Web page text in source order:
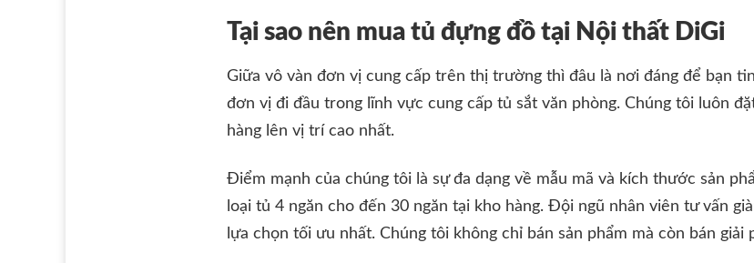
Tại sao nên mua tủ đựng đồ tại Nội thất DiGi
Giữa vô vàn đơn vị cung cấp trên thị trường thì đâu là nơi đáng để bạn
đơn vị đi đầu trong lĩnh vực cung cấp tủ sắt văn phòng. Chúng tôi luôn
hàng lên vị trí cao nhất.
Điểm mạnh của chúng tôi là sự đa dạng về mẫu mã và kích thước sản
loại tủ 4 ngăn cho đến 30 ngăn tại kho hàng. Đội ngũ nhân viên tư vấn
lựa chọn tối ưu nhất. Chúng tôi không chỉ bán sản phẩm mà còn bán giải